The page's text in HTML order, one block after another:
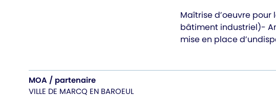
Maîtrise d’oeuvre
bâtiment industriel)-
mise en place
MOA / partenaire
VILLE DE MARCQ EN BAROEUL